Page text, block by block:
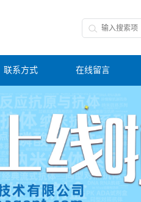
联系方式 在线留言